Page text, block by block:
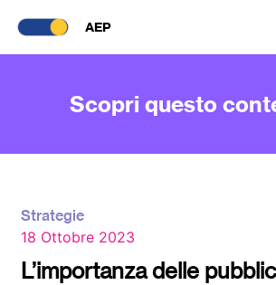
AEP
Scopri questo
Strategie
18 Ottobre 2023
L’importanza delle